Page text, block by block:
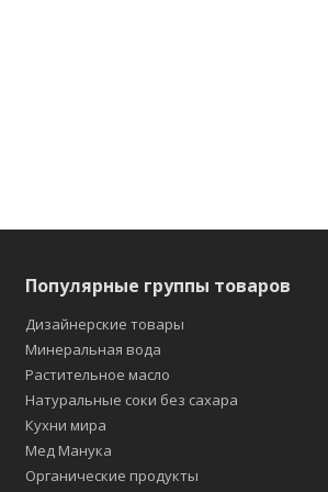
Популярные группы товаров
Дизайнерские товары
Минеральная вода
Растительное масло
Натуральные соки без сахара
Кухни мира
Мед Манука
Органические продукты